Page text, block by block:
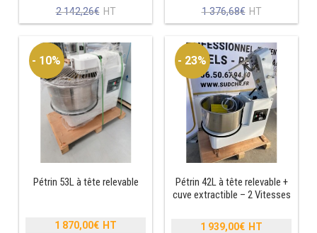
CONGÉLATEURS HORIZONTAUX
CELLULE DE REFROIDISSEMENT
ARMOIRE À BOISSONS
VITRINE À BOISSONS
ARRIÈRE-BAR
2 142,26€
prix
2
142,26€.
Le
prix
est :
690,00€.
1 376,68€
prix
1
376,68€.
Le
prix
est :
1
250,00€.
- 10%
Pétrin 53L à tête relevable
1 870,00€
- 23%
Pétrin 42L à tête relevable +
cuve extractible – 2 Vitesses
1 939,00€